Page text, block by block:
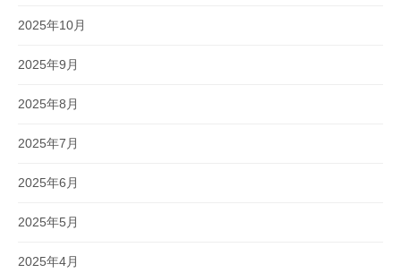
2025年10月
2025年9月
2025年8月
2025年7月
2025年6月
2025年5月
2025年4月